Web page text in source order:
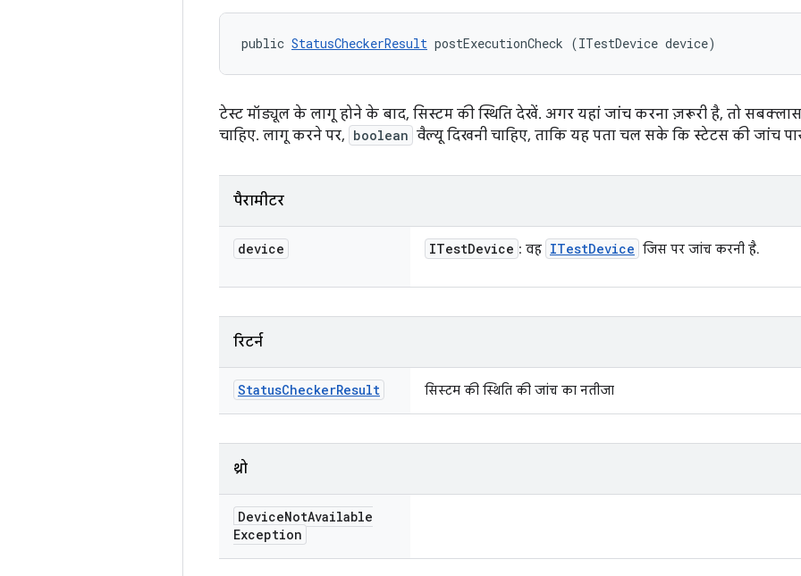
public StatusCheckerResult postExecutionCheck (ITestDevice device)
टेस्ट मॉड्यूल के लागू होने के बाद, सिस्टम की स्थिति देखें. अगर यहां जांच करना ज़रूरी है, तो
चाहिए. लागू करने पर, boolean वैल्यू दिखनी चाहिए, ताकि यह पता चल सके कि स्टेटस की जांच
पैरामीटर
device ITestDevice : वह ITestDevice जिस पर जांच करनी है.
रिटर्न
StatusCheckerResult सिस्टम की स्थिति की जांच का नतीजा
थ्रो
DeviceNotAvailable
Exception